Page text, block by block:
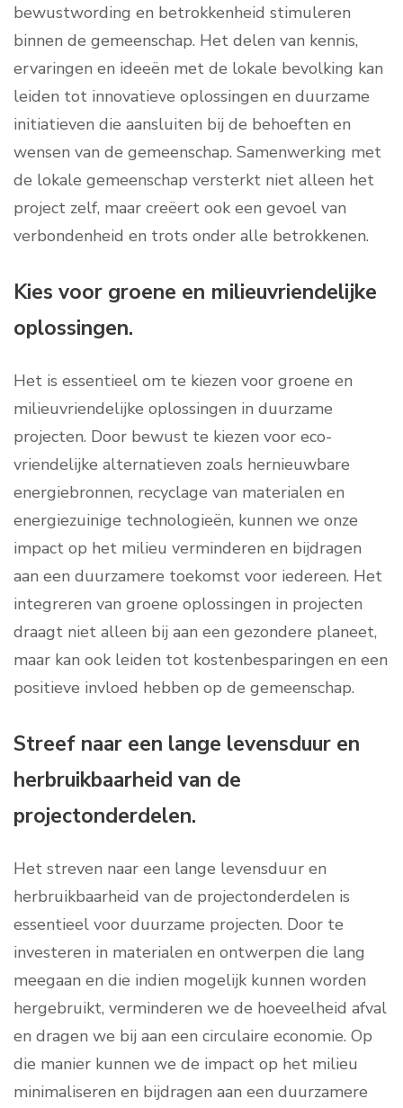
bewustwording en betrokkenheid stimuleren
binnen de gemeenschap. Het delen van kennis,
ervaringen en ideeën met de lokale bevolking kan
leiden tot innovatieve oplossingen en duurzame
initiatieven die aansluiten bij de behoeften en
wensen van de gemeenschap. Samenwerking met
de lokale gemeenschap versterkt niet alleen het
project zelf, maar creëert ook een gevoel van
verbondenheid en trots onder alle betrokkenen.
Kies voor groene en milieuvriendelijke
oplossingen.
Het is essentieel om te kiezen voor groene en
milieuvriendelijke oplossingen in duurzame
projecten. Door bewust te kiezen voor eco-
vriendelijke alternatieven zoals hernieuwbare
energiebronnen, recyclage van materialen en
energiezuinige technologieën, kunnen we onze
impact op het milieu verminderen en bijdragen
aan een duurzamere toekomst voor iedereen. Het
integreren van groene oplossingen in projecten
draagt niet alleen bij aan een gezondere planeet,
maar kan ook leiden tot kostenbesparingen en een
positieve invloed hebben op de gemeenschap.
Streef naar een lange levensduur en
herbruikbaarheid van de
projectonderdelen.
Het streven naar een lange levensduur en
herbruikbaarheid van de projectonderdelen is
essentieel voor duurzame projecten. Door te
investeren in materialen en ontwerpen die lang
meegaan en die indien mogelijk kunnen worden
hergebruikt, verminderen we de hoeveelheid afval
en dragen we bij aan een circulaire economie. Op
die manier kunnen we de impact op het milieu
minimaliseren en bijdragen aan een duurzamere